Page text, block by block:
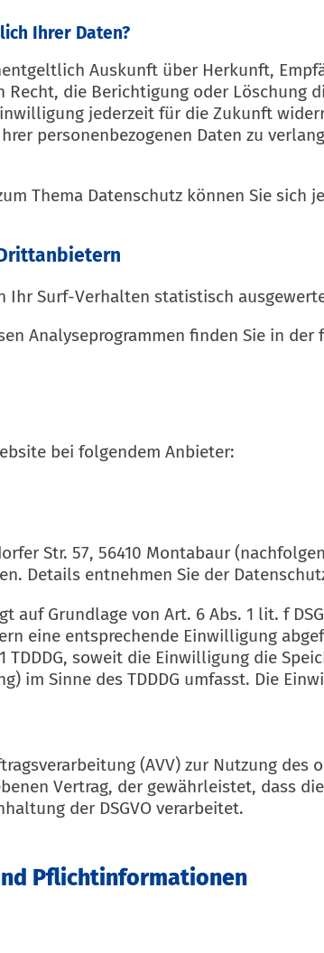
Ihrer Daten?
Auskunft über Herkunft,
Recht, die Berichtigung oder Löschung
jederzeit für die Zukunft
personenbezogenen Daten zu
Thema Datenschutz können Sie sich
Ihr Surf-Verhalten statistisch
Analyseprogrammen finden Sie in
bei folgendem Anbieter:
Str. 57, 56410 Montabaur
Details entnehmen Sie der
auf Grundlage von Art. 6 Abs. 1 lit. f
eine entsprechende Einwilligung
TDDDG, soweit die Einwilligung die
im Sinne des TDDDG umfasst. Die
(AVV) zur Nutzung
Vertrag, der gewährleistet, dass
der DSGVO verarbeitet.
Pflicht­informationen